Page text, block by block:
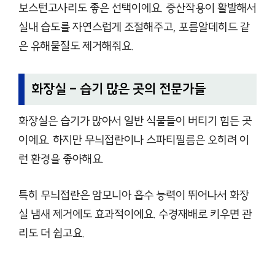
보스턴고사리도 좋은 선택이에요. 증산작용이 활발해서
실내 습도를 자연스럽게 조절해주고, 포름알데히드 같
은 유해물질도 제거해줘요.
화장실 – 습기 많은 곳의 전문가들
화장실은 습기가 많아서 일반 식물들이 버티기 힘든 곳
이에요. 하지만 무늬접란이나 스파티필름은 오히려 이
런 환경을 좋아해요.
특히 무늬접란은 암모니아 흡수 능력이 뛰어나서 화장
실 냄새 제거에도 효과적이에요. 수경재배로 키우면 관
리도 더 쉽고요.